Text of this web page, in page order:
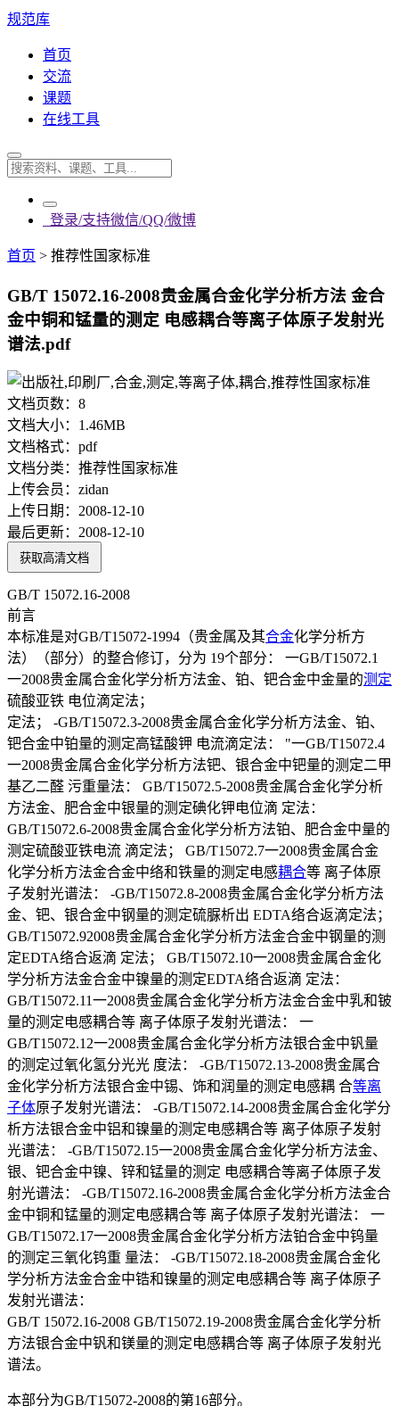
规范库
首页
交流
课题
在线工具
登录/支持微信/QQ/微博
首页 > 推荐性国家标准
GB/T 15072.16-2008贵金属合金化学分析方法 金合
金中铜和锰量的测定 电感耦合等离子体原子发射光
谱法.pdf
文档页数： 8
文档大小： 1.46MB
文档格式： pdf
文档分类： 推荐性国家标准
上传会员： zidan
上传日期： 2008-12-10
最后更新： 2008-12-10
获取高清文档
GB/T 15072.16-2008
前言
本标准是对GB/T15072-1994（贵金属及其合金化学分析方
法）（部分）的整合修订，分为 19个部分： 一GB/T15072.1
一2008贵金属合金化学分析方法金、铂、钯合金中金量的测定
硫酸亚铁 电位滴定法；
定法； -GB/T15072.3-2008贵金属合金化学分析方法金、铂、
钯合金中铂量的测定高锰酸钾 电流滴定法： "一GB/T15072.4
一2008贵金属合金化学分析方法钯、银合金中钯量的测定二甲
基乙二醛 污重量法： GB/T15072.5-2008贵金属合金化学分析
方法金、肥合金中银量的测定碘化钾电位滴 定法：
GB/T15072.6-2008贵金属合金化学分析方法铂、肥合金中量的
测定硫酸亚铁电流 滴定法； GB/T15072.7一2008贵金属合金
化学分析方法金合金中络和铁量的测定电感耦合等 离子体原
子发射光谱法： -GB/T15072.8-2008贵金属合金化学分析方法
金、钯、银合金中钢量的测定硫脲析出 EDTA络合返滴定法；
GB/T15072.92008贵金属合金化学分析方法金合金中钢量的测
定EDTA络合返滴 定法； GB/T15072.10一2008贵金属合金化
学分析方法金合金中镍量的测定EDTA络合返滴 定法：
GB/T15072.11一2008贵金属合金化学分析方法金合金中乳和铍
量的测定电感耦合等 离子体原子发射光谱法： 一
GB/T15072.12一2008贵金属合金化学分析方法银合金中钒量
的测定过氧化氢分光光 度法： -GB/T15072.13-2008贵金属合
金化学分析方法银合金中锡、饰和润量的测定电感耦 合等离
子体原子发射光谱法： -GB/T15072.14-2008贵金属合金化学分
析方法银合金中铝和镍量的测定电感耦合等 离子体原子发射
光谱法： -GB/T15072.15一2008贵金属合金化学分析方法金、
银、钯合金中镍、锌和锰量的测定 电感耦合等离子体原子发
射光谱法： -GB/T15072.16-2008贵金属合金化学分析方法金合
金中铜和锰量的测定电感耦合等 离子体原子发射光谱法： 一
GB/T15072.17一2008贵金属合金化学分析方法铂合金中钨量
的测定三氧化钨重 量法： -GB/T15072.18-2008贵金属合金化
学分析方法金合金中锆和镍量的测定电感耦合等 离子体原子
发射光谱法：
GB/T 15072.16-2008 GB/T15072.19-2008贵金属合金化学分析
方法银合金中钒和镁量的测定电感耦合等 离子体原子发射光
谱法。
本部分为GB/T15072-2008的第16部分。